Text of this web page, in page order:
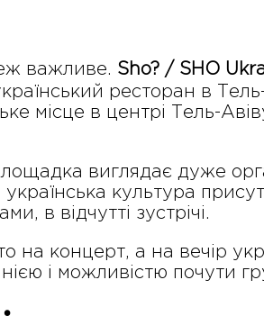
важливе. Sho? / SHO
ресторан в
місце в центрі Тель-
виглядає дуже
культура
в відчутті зустрічі.
на концерт, а на вечір
і можливістю почути